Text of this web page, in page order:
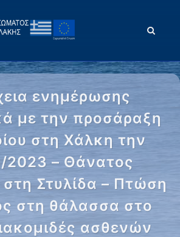
ενημέρωσης
με την προσάραξη
στη Χάλκη την
2023 – Θάνατος
Στυλίδα – Πτώση
στη θάλασσα στο
ασθενών